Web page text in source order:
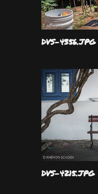
DVS-4356.JPG
DVS-4215.JPG